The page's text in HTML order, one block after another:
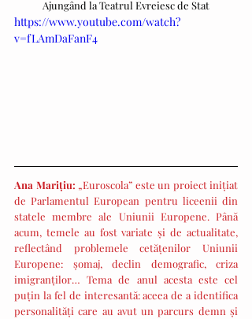
Ajungând la Teatrul Evreiesc de Stat
https://www.youtube.com/watch?
v=fLAmDaFanF4
Ana Marițiu: „Euroscola” este un proiect inițiat
de Parlamentul European pentru liceenii din
statele membre ale Uniunii Europene. Până
acum, temele au fost variate și de actualitate,
reflectând problemele cetățenilor Uniunii
Europene: șomaj, declin demografic, criza
imigranților… Tema de anul acesta este cel
puțin la fel de interesantă: aceea de a identifica
personalități care au avut un parcurs demn și